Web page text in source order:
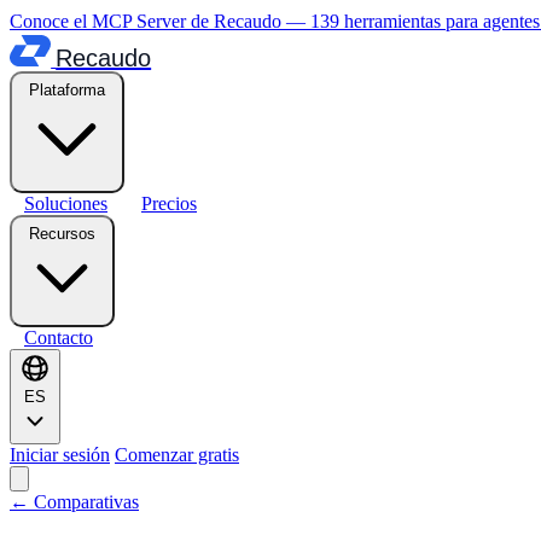
Conoce el MCP Server de Recaudo — 139 herramientas para
Recaudo
Plataforma
Soluciones Precios
Recursos
Contacto
ES
Iniciar sesión Comenzar gratis
← Comparativas